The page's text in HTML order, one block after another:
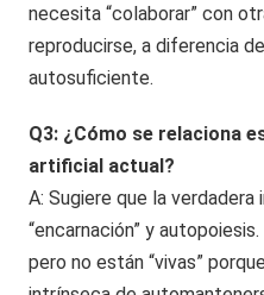
necesita “colaborar” con
reproducirse, a diferencia
autosuficiente.
Q3: ¿Cómo se relaciona
artificial actual?
A: Sugiere que la
“encarnación” y
pero no están “vivas”